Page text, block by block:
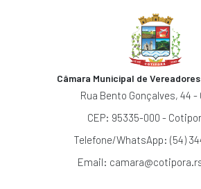
Câmara Municipal de
Rua Bento Gonçalves, 44 -
CEP: 95335-000 -
Telefone/WhatsApp: (54)
Email: